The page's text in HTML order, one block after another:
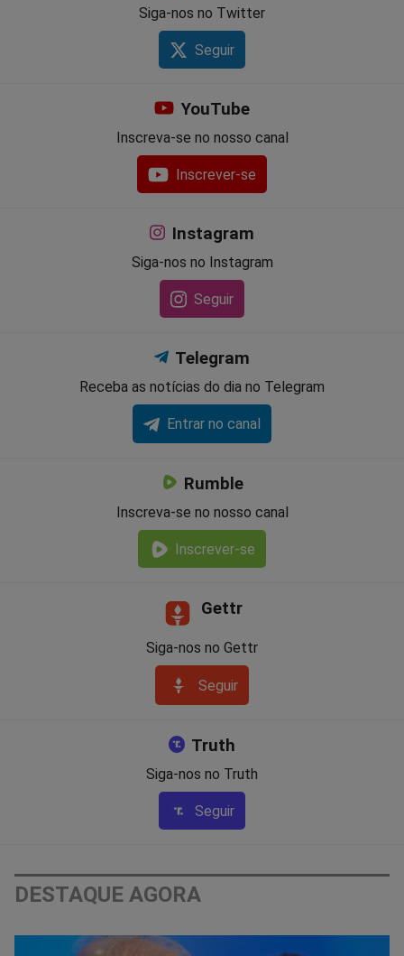
Siga-nos no Twitter
Seguir
YouTube
Inscreva-se no nosso canal
Inscrever-se
Instagram
Siga-nos no Instagram
Seguir
Telegram
Receba as notícias do dia no Telegram
Entrar no canal
Rumble
Inscreva-se no nosso canal
Inscrever-se
Gettr
Siga-nos no Gettr
Seguir
Truth
Siga-nos no Truth
Seguir
DESTAQUE AGORA